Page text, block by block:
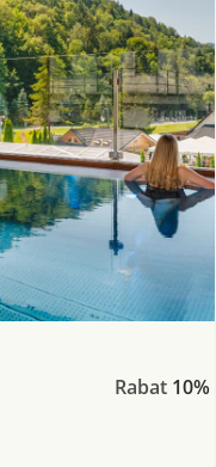
Rabat 10%